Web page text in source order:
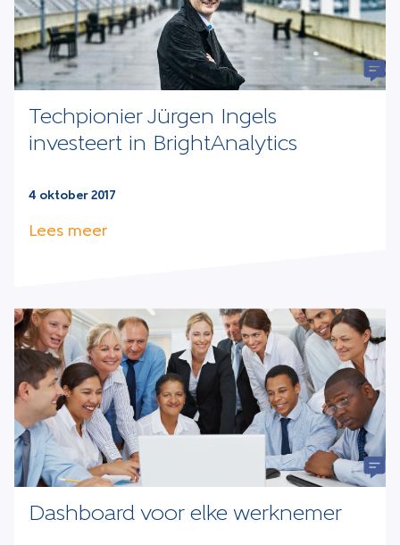
Techpionier Jürgen Ingels
investeert in BrightAnalytics
4 oktober 2017
Lees meer
Dashboard voor elke werknemer